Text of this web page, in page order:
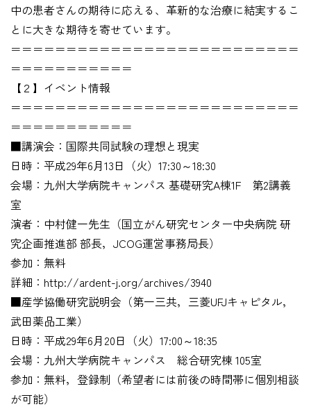
中の患者さんの期待に応える、革新的な治療に結実するこ
とに大きな期待を寄せています。
＝＝＝＝＝＝＝＝＝＝＝＝＝＝＝＝＝＝＝＝＝＝＝＝＝＝
＝＝＝＝＝＝＝＝＝＝＝
【２】イベント情報
＝＝＝＝＝＝＝＝＝＝＝＝＝＝＝＝＝＝＝＝＝＝＝＝＝＝
＝＝＝＝＝＝＝＝＝＝＝
■講演会：国際共同試験の理想と現実
日時：平成29年6月13日（火）17:30～18:30
会場：九州大学病院キャンパス 基礎研究A棟1F 第2講義
室
演者：中村健一先生（国立がん研究センター中央病院 研
究企画推進部 部長，JCOG運営事務局長）
参加：無料
詳細：http://ardent-j.org/archives/3940
■産学協働研究説明会（第一三共，三菱UFJキャピタル，
武田薬品工業）
日時：平成29年6月20日（火）17:00～18:35
会場：九州大学病院キャンパス 総合研究棟 105室
参加：無料，登録制（希望者には前後の時間帯に個別相談
が可能）